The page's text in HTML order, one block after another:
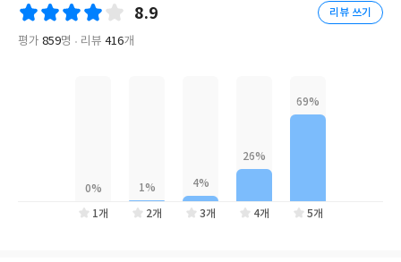
고의 기관들이 그에게 혁신을 자문하며, 『타임』과 『이코노미스
트』 등 100여 개 주요 매체가 그를 시대의 아이콘으로 다루고 있다.
세계적인 석학과 작가부터 최고의 혁신기업을 세운 창업가와 CEO,
크리에이티브 디렉터, 협상가, 슈퍼리치, 아티스트, 전문직 종사자
이 책의 저자 팀 페리스는 지난 3년간 자신의 팟캐스트 방송의 수백
만나, 그들의 삶을 집중 추적했다. 그들과 벌였던 심층 인터뷰와 열
띤 토론, 그리고 그들이 직접 공개한 성공 비결들을 자신의 일상에
직접 적용해 탁월한 성과를 창출했던 경험을 망라해 이 한 권의 책에
들]
은
8.9
평가 859명 리뷰 416개
리뷰 쓰기
1개 2개 3개 4개 5개